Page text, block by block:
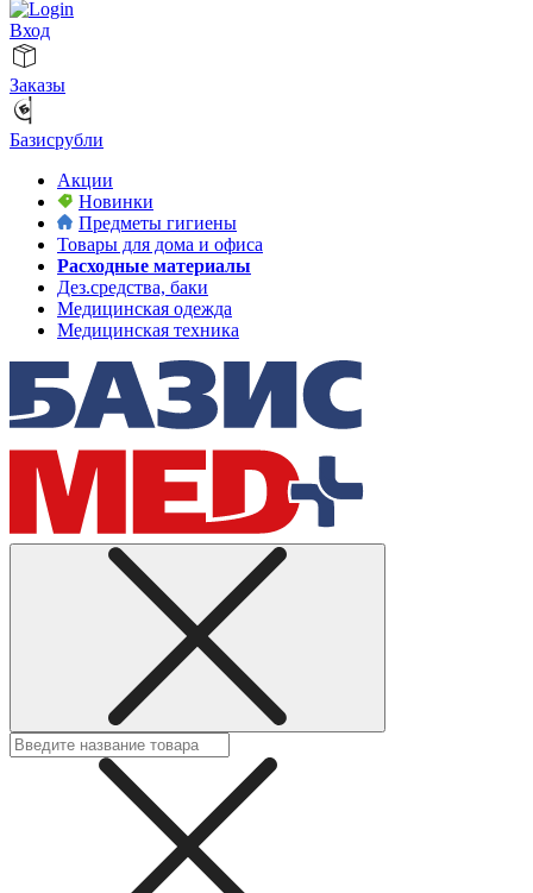
Вход
Заказы
Базисрубли
Акции
Новинки
Предметы гигиены
Товары для дома и офиса
Расходные материалы
Дез.средства, баки
Медицинская одежда
Медицинская техника